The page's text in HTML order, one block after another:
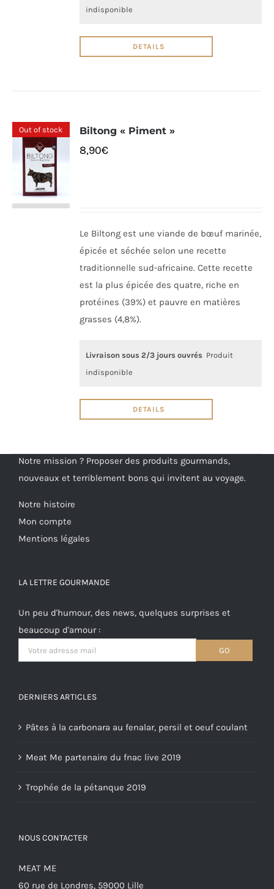
indisponible
DETAILS
Out of stock Biltong « Piment »
8,90€
Le Biltong est une viande de bœuf marinée,
épicée et séchée selon une recette
traditionnelle sud-africaine. Cette recette
est la plus épicée des quatre, riche en
protéines (39%) et pauvre en matières
grasses (4,8%).
Livraison sous 2/3 jours ouvrés Produit
indisponible
DETAILS
Notre mission ? Proposer des produits gourmands,
nouveaux et terriblement bons qui invitent au voyage.
Notre histoire
Mon compte
Mentions légales
LA LETTRE GOURMANDE
Un peu d'humour, des news, quelques surprises et
beaucoup d'amour :
DERNIERS ARTICLES
Pâtes à la carbonara au fenalar, persil et oeuf coulant
Meat Me partenaire du fnac live 2019
Trophée de la pétanque 2019
NOUS CONTACTER
MEAT ME
60 rue de Londres, 59000 Lille